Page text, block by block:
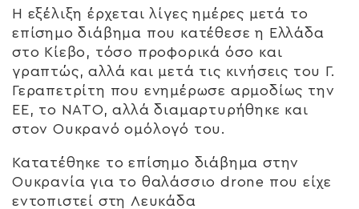
Η εξέλιξη έρχεται λίγες ημέρες μετά το
επίσημο διάβημα που κατέθεσε η Ελλάδα
στο Κίεβο, τόσο προφορικά όσο και
γραπτώς, αλλά και μετά τις κινήσεις του Γ.
Γεραπετρίτη που ενημέρωσε αρμοδίως την
ΕΕ, το ΝΑΤΟ, αλλά διαμαρτυρήθηκε και
στον Ουκρανό ομόλογό του.
Κατατέθηκε το επίσημο διάβημα στην
Ουκρανία για το θαλάσσιο drone που είχε
εντοπιστεί στη Λευκάδα